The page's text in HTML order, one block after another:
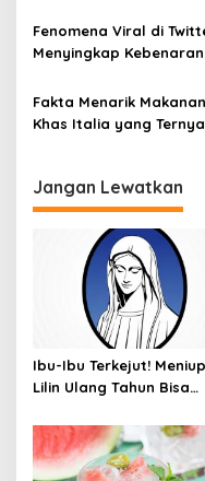
Fenomena Viral di
Menyingkap Kebenaran
Sama dengan Daging
Fakta Menarik Makanan
Khas Italia yang
Jangan Lewatkan
Ibu-Ibu Terkejut! Meniup
Lilin Ulang Tahun Bisa